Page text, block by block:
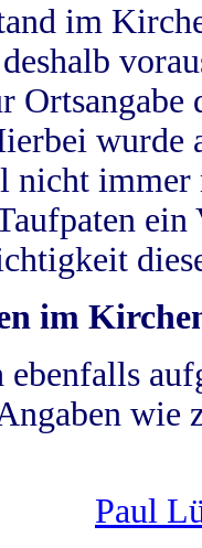
im
wurde
nicht
im
wie
Paul